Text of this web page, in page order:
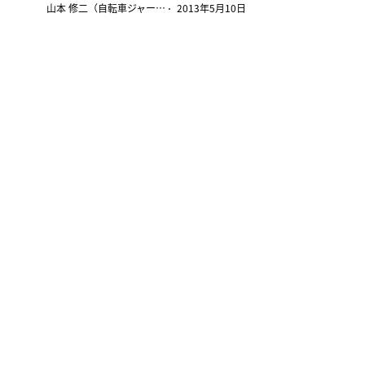
山本 修二（自転車ジャーナリスト） 2013年5月10日